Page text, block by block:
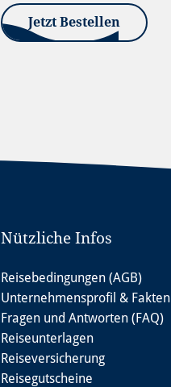
Jetzt Bestellen
Nützliche Infos
Reisebedingungen (AGB)
Unternehmensprofil & Fakten
Fragen und Antworten (FAQ)
Reiseunterlagen
Reiseversicherung
Reisegutscheine